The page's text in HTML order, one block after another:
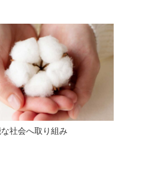
社会へ取り組み